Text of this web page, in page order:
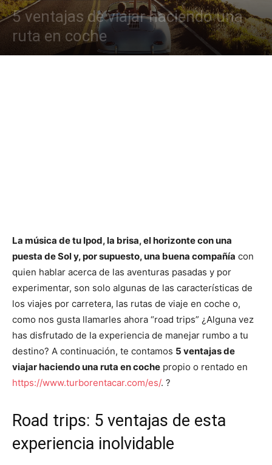
5 ventajas de viajar haciendo una
ruta en coche
La música de tu Ipod, la brisa, el horizonte con una
puesta de Sol y, por supuesto, una buena compañía con
quien hablar acerca de las aventuras pasadas y por
experimentar, son solo algunas de las características de
los viajes por carretera, las rutas de viaje en coche o,
como nos gusta llamarles ahora “road trips” ¿Alguna vez
has disfrutado de la experiencia de manejar rumbo a tu
destino? A continuación, te contamos 5 ventajas de
viajar haciendo una ruta en coche propio o rentado en
https://www.turborentacar.com/es/. ?
Road trips: 5 ventajas de esta
experiencia inolvidable